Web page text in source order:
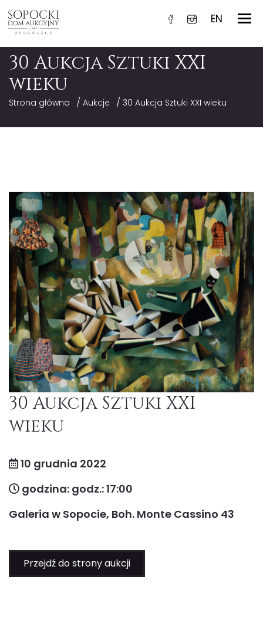
EN
30 Aukcja Sztuki XXI
wieku
Strona główna / Aukcje / 30 Aukcja Sztuki XXI wieku
30 Aukcja Sztuki XXI
wieku
10 grudnia 2022
godzina: godz.: 17:00
Galeria w Sopocie, Boh. Monte Cassino 43
Przejdź do strony aukcji